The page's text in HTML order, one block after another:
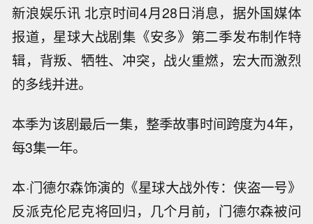
新浪娱乐讯 北京时间4月28日消息，据外国媒体
报道，星球大战剧集《安多》第二季发布制作特
辑，背叛、牺牲、冲突，战火重燃，宏大而激烈
的多线并进。
本季为该剧最后一集，整季故事时间跨度为4年，
每3集一年。
本·门德尔森饰演的《星球大战外传：侠盗一号》
反派克伦尼克将回归，几个月前，门德尔森被问